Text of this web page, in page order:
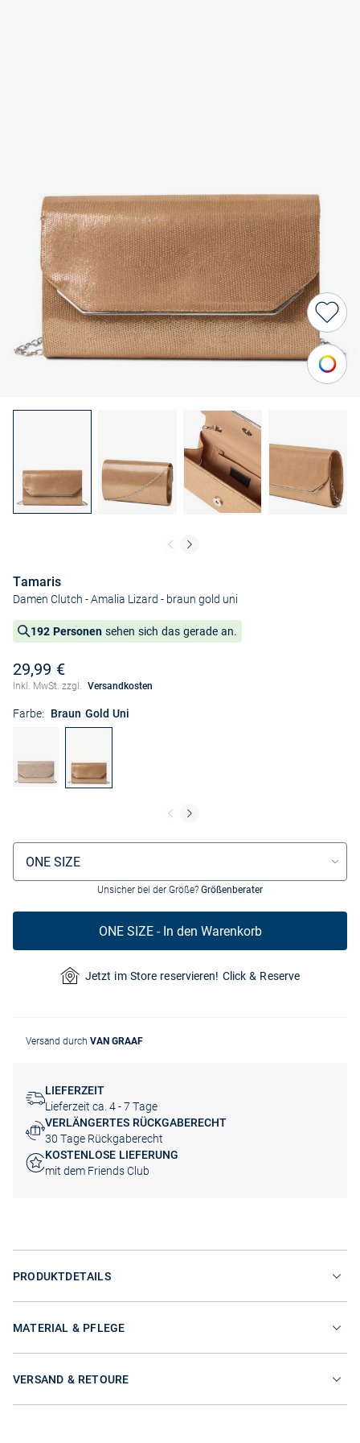
Tamaris
Damen Clutch - Amalia Lizard - braun gold uni
192 Personen sehen sich das gerade an.
29,99 €
Inkl. MwSt. zzgl. Versandkosten
Farbe: Braun Gold Uni
Größenauswahl
ONE SIZE
Unsicher bei der Größe? Größenberater
ONE SIZE - In den Warenkorb
Jetzt im Store reservieren! Click & Reserve
Versand durch VAN GRAAF
LIEFERZEIT
Lieferzeit ca. 4 - 7 Tage
VERLÄNGERTES RÜCKGABERECHT
30 Tage Rückgaberecht
KOSTENLOSE LIEFERUNG
mit dem Friends Club
PRODUKTDETAILS
MATERIAL & PFLEGE
VERSAND & RETOURE